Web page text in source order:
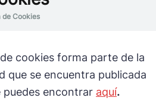
de Cookies
cookies forma parte de la
que se encuentra publicada
puedes encontrar aquí.